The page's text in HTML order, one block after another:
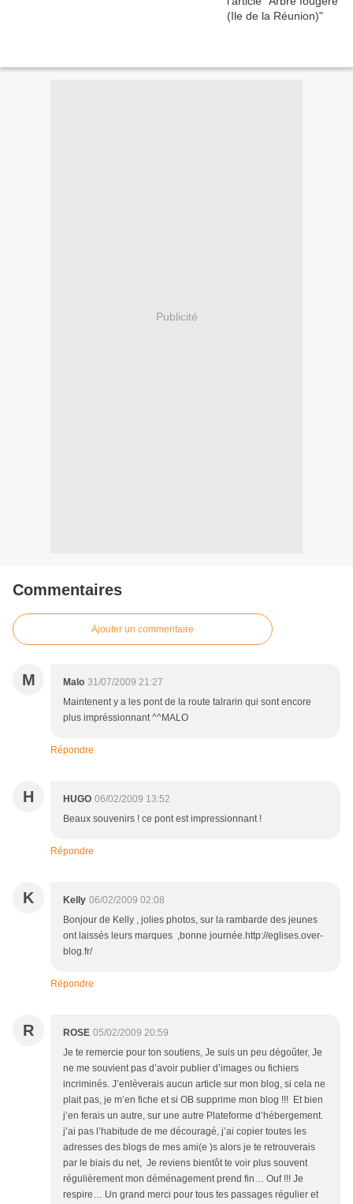
Publicité
Commentaires
Ajouter un commentaire
M Malo 31/07/2009 21:27
Maintenent y a les pont de la route talrarin qui sont encore
plus impréssionnant ^^MALO
Répondre
H HUGO 06/02/2009 13:52
Beaux souvenirs ! ce pont est impressionnant !
Répondre
K Kelly 06/02/2009 02:08
Bonjour de Kelly , jolies photos, sur la rambarde des jeunes
ont laissés leurs marques ,bonne journée.http://eglises.over-
blog.fr/
Répondre
R ROSE 05/02/2009 20:59
Je te remercie pour ton soutiens, Je suis un peu dégoûter, Je
ne me souvient pas d’avoir publier d’images ou fichiers
incriminés. J’enlèverais aucun article sur mon blog, si cela ne
plait pas, je m’en fiche et si OB supprime mon blog !!! Et bien
j’en ferais un autre, sur une autre Plateforme d’hébergement.
j’ai pas l’habitude de me découragé, j’ai copier toutes les
adresses des blogs de mes ami(e )s alors je te retrouverais
par le biais du net, Je reviens bientôt te voir plus souvent
régulièrement mon déménagement prend fin… Ouf !!! Je
respire… Un grand merci pour tous tes passages régulier et